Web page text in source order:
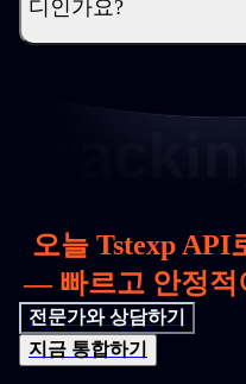
디인가요?
오늘 Tstexp API
— 빠르고 안정적
전문가와 상담하기
지금 통합하기